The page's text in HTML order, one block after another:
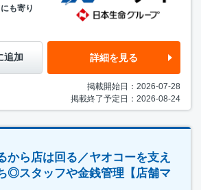
も寄り
追加 詳細を見る
掲載開始日：2026-07-28
掲載終了予定日：2026-08-24
から店は回る／ヤオコーを支え
◎スタッフや金銭管理【店舗マ